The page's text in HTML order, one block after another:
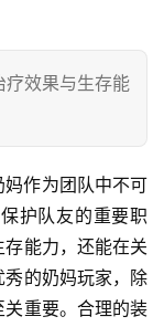
效果与生存能
作为团队中不可
护队友的重要职
能力，还能在关
的奶妈玩家，除
重要。合理的装